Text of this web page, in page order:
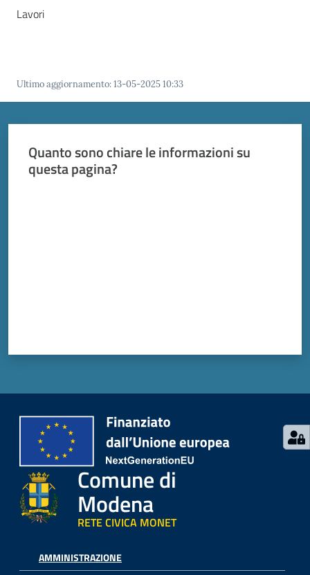
Lavori
Ultimo aggiornamento:13-05-2025 10:33
Quanto sono chiare le informazioni su
questa pagina?
Comune di
Modena
RETE CIVICA MONET
AMMINISTRAZIONE